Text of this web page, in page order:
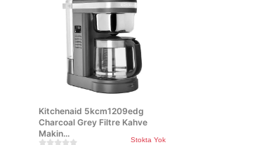
Kitchenaid 5kcm1209edg
Charcoal Grey Filtre Kahve
Makin...
Stokta Yok